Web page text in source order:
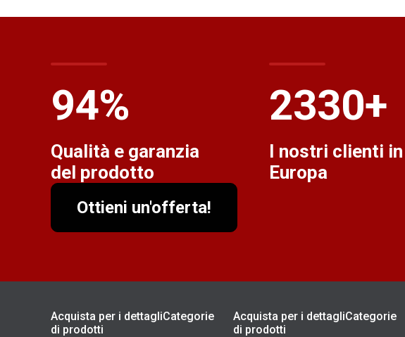
100%
Qualità e garanzia
del prodotto
2500+
I nostri clienti in
Europa
Ottieni un'offerta!
Acquista per i dettagliCategorie
di prodotti
Acquista per i dettagliCategorie
di prodotti